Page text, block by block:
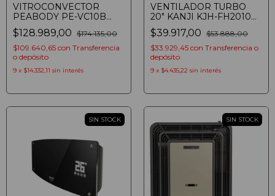
VITROCONVECTOR
PEABODY PE-VC10B
BLANCO 1000W
CALEFACTOR
$128.989,00 $174.135,00
$109.640,65 con Transferencia
o depósito
9 x $14.332,11 sin interés
VENTILADOR TURBO
20" KANJI KJH-FH2010
ASPAS PLASTICAS 85W
$39.917,00 $53.888,00
$33.929,45 con Transferencia o
depósito
9 x $4.435,22 sin interés
SIN STOCK SIN STOCK